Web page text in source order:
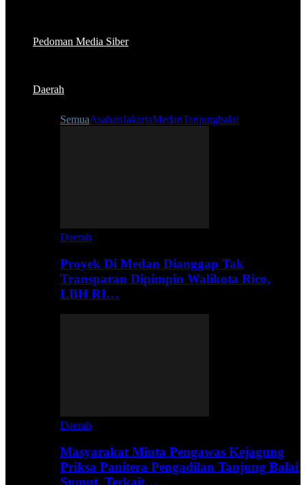
Pedoman Media Siber
Daerah
SemuaAsahanJakartaMedanTanjungbalai
Daerah
Proyek Di Medan Dianggap Tak
Transparan Dipimpin Walikota Rico,
LBH RI…
Daerah
Masyarakat Minta Pengawas Kejagung
Priksa Panitera Pengadilan Tanjung Balai
Sumut, Terkait…